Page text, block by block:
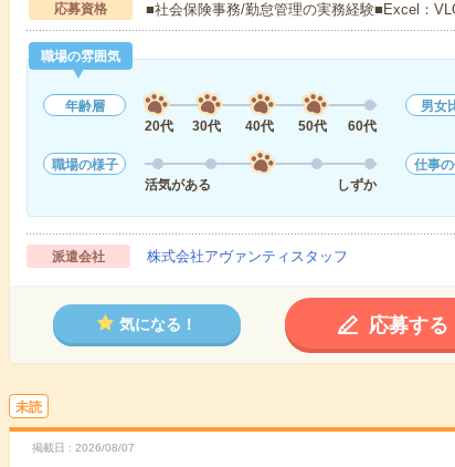
応募資格 ■社会保険事務/勤怠管理の実務経験■Excel：
職場の雰囲気
年齢層
20代
30代 40代 50代 60代
男女
職場の様子
活気がある
しずか
仕事
派遣会社 株式会社アヴァンティスタッフ
気になる！ 応募する
未読
掲載日 2026/08/07